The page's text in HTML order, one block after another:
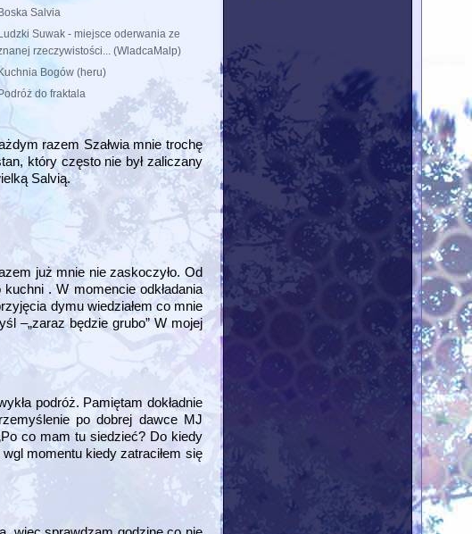
Boska Salvia
Ludzki Suwak - miejsce oderwania ze
rzeczywistości... (WladcaMalp)
Kuchnia Bogów (heru)
Podróż do fraktala
razem Szałwia mnie trochę
który często nie był zaliczany
Salvią.
już mnie nie zaskoczyło. Od
. W momencie odkładania
dymu wiedziałem co mnie
–„zaraz będzie grubo” W mojej
podróż. Pamiętam dokładnie
po dobrej dawce MJ
co mam tu siedzieć? Do kiedy
momentu kiedy zatraciłem się